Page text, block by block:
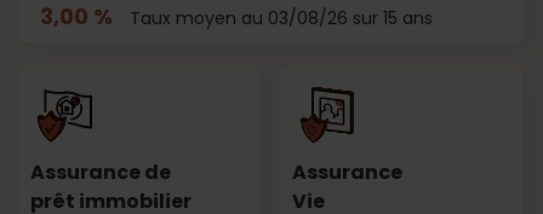
3,00 % Taux moyen au 03/08/26 sur 15 ans
Assurance de
prêt immobilier
Assurance
Vie